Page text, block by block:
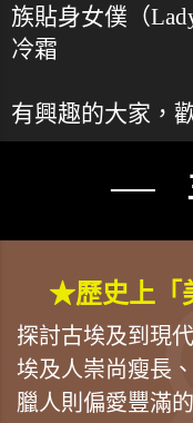
族貼身女僕（
冷霜
有興趣的大家，
──
★歷史上「
探討古埃及到現
埃及人崇尚瘦長
臘人則偏愛豐滿